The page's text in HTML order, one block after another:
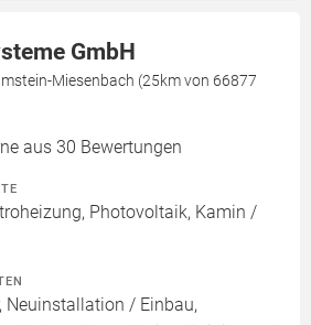
GmbH
Miesenbach (25km von 66877
aus 30 Bewertungen
Photovoltaik, Kamin /
Neuinstallation / Einbau,